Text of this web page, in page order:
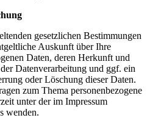
gesetzlichen Bestimmungen
Auskunft über Ihre
Daten, deren Herkunft und
Datenverarbeitung und ggf. ein
oder Löschung dieser Daten.
zum Thema personenbezogene
unter der im Impressum
wenden.